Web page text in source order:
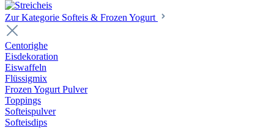
Zur Kategorie Softeis & Frozen Yogurt
Centorighe
Eisdekoration
Eiswaffeln
Flüssigmix
Frozen Yogurt Pulver
Toppings
Softeispulver
Softeisdips